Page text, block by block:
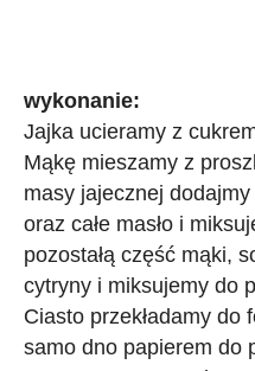
wykonanie:
Jajka ucieramy z
Mąkę mieszamy z
masy jajecznej
oraz całe masło i
pozostałą część mąki,
cytryny i miksujemy do
Ciasto przekładamy do
samo dno papierem do